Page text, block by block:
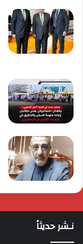
نـشر حديثاً